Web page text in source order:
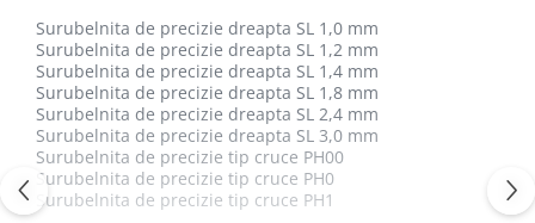
Surubelnita de precizie dreapta SL 1,0 mm
Surubelnita de precizie dreapta SL 1,2 mm
Surubelnita de precizie dreapta SL 1,4 mm
Surubelnita de precizie dreapta SL 1,8 mm
Surubelnita de precizie dreapta SL 2,4 mm
Surubelnita de precizie dreapta SL 3,0 mm
Surubelnita de precizie tip cruce PH00
Surubelnita de precizie tip cruce PH0
Surubelnita de precizie tip cruce PH1